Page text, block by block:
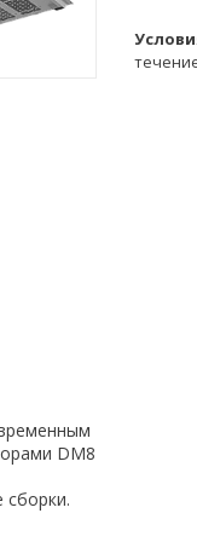
DM8
сборки.